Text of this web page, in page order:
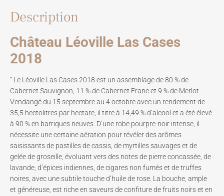
Description
Château Léoville Las Cases
2018
” Le Léoville Las Cases 2018 est un assemblage de 80 % de
Cabernet Sauvignon, 11 % de Cabernet Franc et 9 % de Merlot.
Vendangé du 15 septembre au 4 octobre avec un rendement de
35,5 hectolitres par hectare, il titre à 14,49 % d’alcool et a été élevé
à 90 % en barriques neuves. D’une robe pourpre-noir intense, il
nécessite une certaine aération pour révéler des arômes
saisissants de pastilles de cassis, de myrtilles sauvages et de
gelée de groseille, évoluant vers des notes de pierre concassée, de
lavande, d’épices indiennes, de cigares non fumés et de truffes
noires, avec une subtile touche d’huile de rose. La bouche, ample
et généreuse, est riche en saveurs de confiture de fruits noirs et en